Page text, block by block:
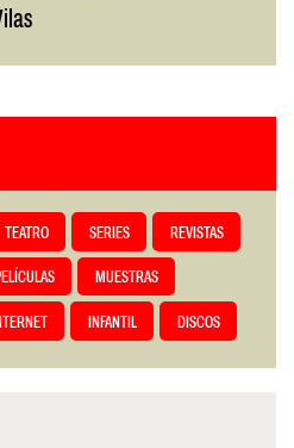
TEATRO SERIES REVISTAS
MUESTRAS
INFANTIL DISCOS